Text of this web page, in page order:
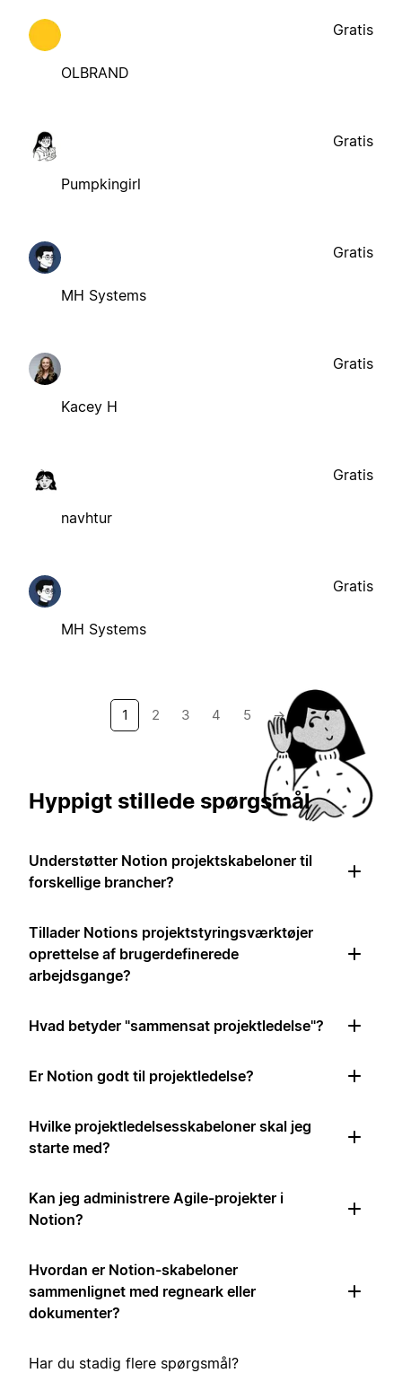
OLBRAND
Gratis
Pumpkingirl
Gratis
MH Systems
Gratis
Kacey H
Gratis
navhtur
Gratis
MH Systems
Gratis
1 2 3 4 5 →
Hyppigt stillede spørgsmål
Understøtter Notion projektskabeloner til
forskellige brancher?
Tillader Notions projektstyringsværktøjer
oprettelse af brugerdefinerede
arbejdsgange?
Hvad betyder "sammensat projektledelse"?
Er Notion godt til projektledelse?
Hvilke projektledelsesskabeloner skal jeg
starte med?
Kan jeg administrere Agile-projekter i
Notion?
Hvordan er Notion-skabeloner
sammenlignet med regneark eller
dokumenter?
Har du stadig flere spørgsmål?